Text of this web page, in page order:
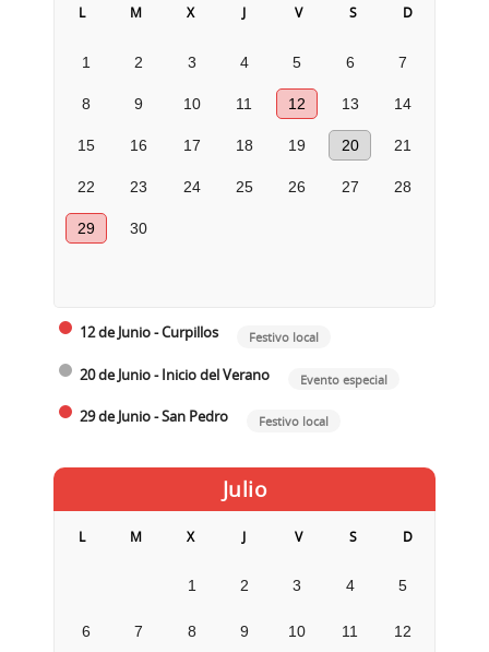
L M X J V S D
1 2 3 4 5 6 7
8 9 10 11 12 13 14
15 16 17 18 19 20 21
22 23 24 25 26 27 28
29 30
12 de Junio - Curpillos Festivo local
20 de Junio - Inicio del Verano Evento especial
29 de Junio - San Pedro Festivo local
Julio
L M X J V S D
1 2 3 4 5
6 7 8 9 10 11 12